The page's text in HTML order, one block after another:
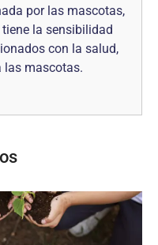
por las mascotas,
la sensibilidad
con la salud,
las mascotas.